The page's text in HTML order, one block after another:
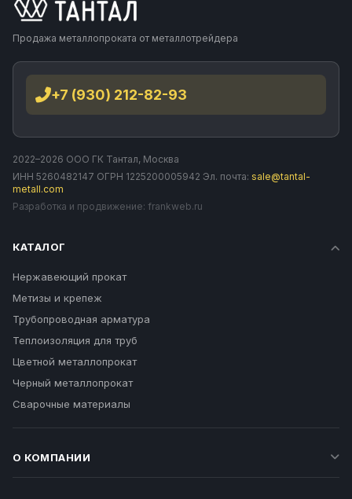
Продажа металлопроката от металлотрейдера
+7 (930) 212-82-93
2022–2026 ООО ГК Тантал, Москва
ИНН 5260482147 ОГРН 1225200005942 Эл. почта: sale@tantal-
metall.com
Разработка и продвижение: frankweb.ru
КАТАЛОГ
Нержавеющий прокат
Метизы и крепеж
Трубопроводная арматура
Теплоизоляция для труб
Цветной металлопрокат
Черный металлопрокат
Сварочные материалы
О КОМПАНИИ